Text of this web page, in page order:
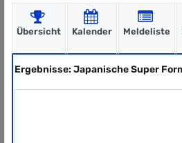
Übersicht Kalender Meldeliste
Ergebnisse: Japanische Super